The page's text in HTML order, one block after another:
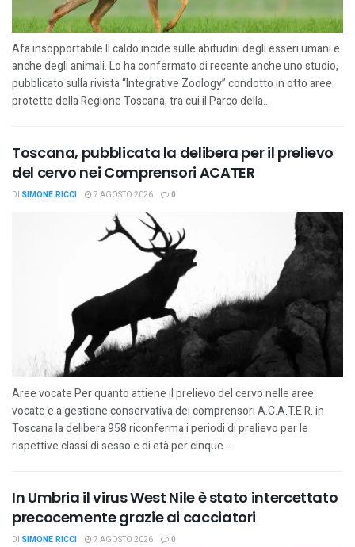
Afa insopportabile Il caldo incide sulle abitudini degli esseri umani e
anche degli animali. Lo ha confermato di recente anche uno studio,
pubblicato sulla rivista “Integrative Zoology” condotto in otto aree
protette della Regione Toscana, tra cui il Parco della...
Toscana, pubblicata la delibera per il prelievo
del cervo nei Comprensori ACATER
DI SIMONE RICCI 7 AGOSTO 2026 0
Aree vocate Per quanto attiene il prelievo del cervo nelle aree
vocate e a gestione conservativa dei comprensori A.C.A.T.E.R. in
Toscana la delibera 958 riconferma i periodi di prelievo per le
rispettive classi di sesso e di età per cinque...
In Umbria il virus West Nile è stato intercettato
precocemente grazie ai cacciatori
DI SIMONE RICCI 7 AGOSTO 2026 0